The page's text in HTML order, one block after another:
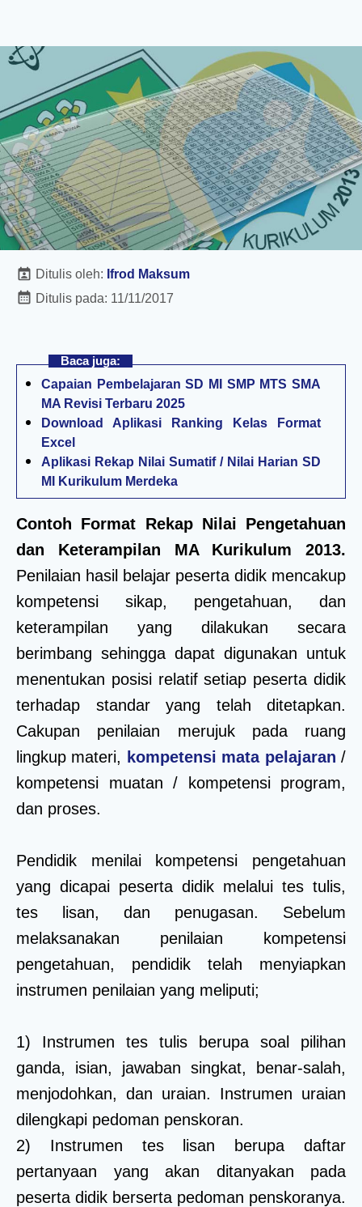
Ditulis oleh: Ifrod Maksum
Ditulis pada: 11/11/2017
Baca juga:
Capaian Pembelajaran SD MI SMP MTS SMA
MA Revisi Terbaru 2025
Download Aplikasi Ranking Kelas Format
Excel
Aplikasi Rekap Nilai Sumatif / Nilai Harian SD
MI Kurikulum Merdeka
Contoh Format Rekap Nilai Pengetahuan
dan Keterampilan MA Kurikulum 2013.
Penilaian hasil belajar peserta didik mencakup
kompetensi sikap, pengetahuan, dan
keterampilan yang dilakukan secara
berimbang sehingga dapat digunakan untuk
menentukan posisi relatif setiap peserta didik
terhadap standar yang telah ditetapkan.
Cakupan penilaian merujuk pada ruang
lingkup materi, kompetensi mata pelajaran /
kompetensi muatan / kompetensi program,
dan proses.
Pendidik menilai kompetensi pengetahuan
yang dicapai peserta didik melalui tes tulis,
tes lisan, dan penugasan. Sebelum
melaksanakan penilaian kompetensi
pengetahuan, pendidik telah menyiapkan
instrumen penilaian yang meliputi;
1) Instrumen tes tulis berupa soal pilihan
ganda, isian, jawaban singkat, benar-salah,
menjodohkan, dan uraian. Instrumen uraian
dilengkapi pedoman penskoran.
2) Instrumen tes lisan berupa daftar
pertanyaan yang akan ditanyakan pada
peserta didik berserta pedoman penskoranya.